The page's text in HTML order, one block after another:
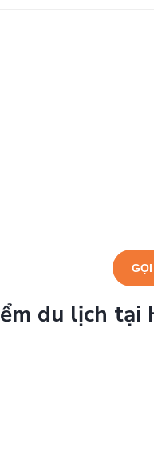
du lịch tại